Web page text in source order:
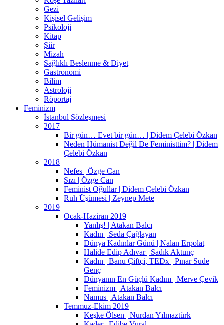
Gezi
Kişisel Gelişim
Psikoloji
Kitap
Şiir
Mizah
Sağlıklı Beslenme & Diyet
Gastronomi
Bilim
Astroloji
Röportaj
Feminizm
İstanbul Sözleşmesi
2017
Bir gün… Evet bir gün… | Didem Çelebi Özkan
Neden Hümanist Değil De Feministtim? | Didem
Çelebi Özkan
2018
Nefes | Özge Can
Sızı | Özge Can
Feminist Oğullar | Didem Çelebi Özkan
Ruh Üşümesi | Zeynep Mete
2019
Ocak-Haziran 2019
Yanlış! | Atakan Balcı
Kadın | Seda Çağlayan
Dünya Kadınlar Günü | Nalan Erpolat
Halide Edip Adıvar | Sadık Aktunç
Kadın | Banu Çiftçi, TEDx | Pınar Sude
Genç
Dünyanın En Güçlü Kadını | Merve Çevik
Feminizm | Atakan Balcı
Namus | Atakan Balcı
Temmuz-Ekim 2019
Keşke Ölsen | Nurdan Yılmaztürk